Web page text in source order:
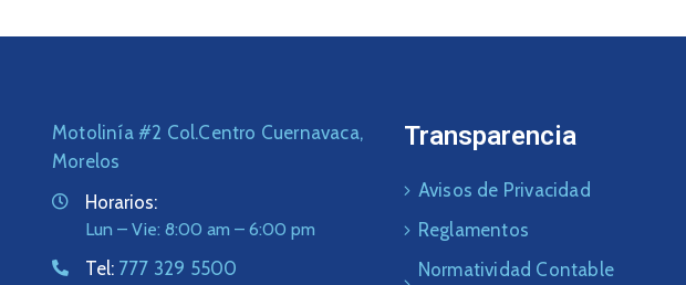
Motolinía #2 Col.Centro Cuernavaca,
Morelos
Horarios:
Lun – Vie: 8:00 am – 6:00 pm
Tel: 777 329 5500
Transparencia
Avisos de Privacidad
Reglamentos
Normatividad Contable